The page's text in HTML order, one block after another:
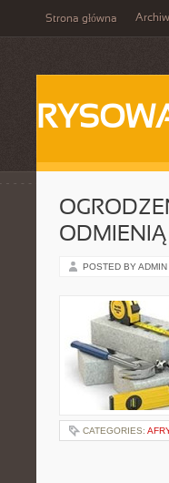
Strona główna
ODMIENIĄ
POSTED BY ADMIN
CATEGORIES: